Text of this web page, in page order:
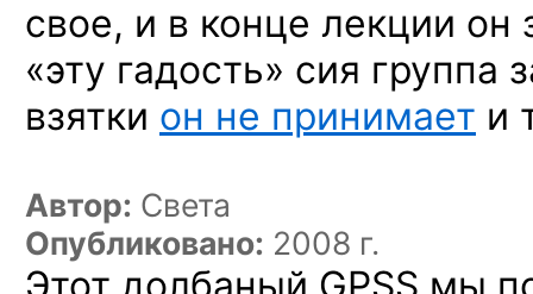
свое, и в конце лекции он
«эту гадость» сия группа
взятки он не принимает и
Автор: Света
Опубликовано: 2008 г.